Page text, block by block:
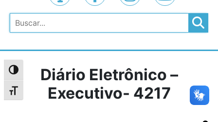
Alternar alto contraste
Alternar tamanho da fonte
Pesquisar
Diário Eletrônico –
Executivo- 4217